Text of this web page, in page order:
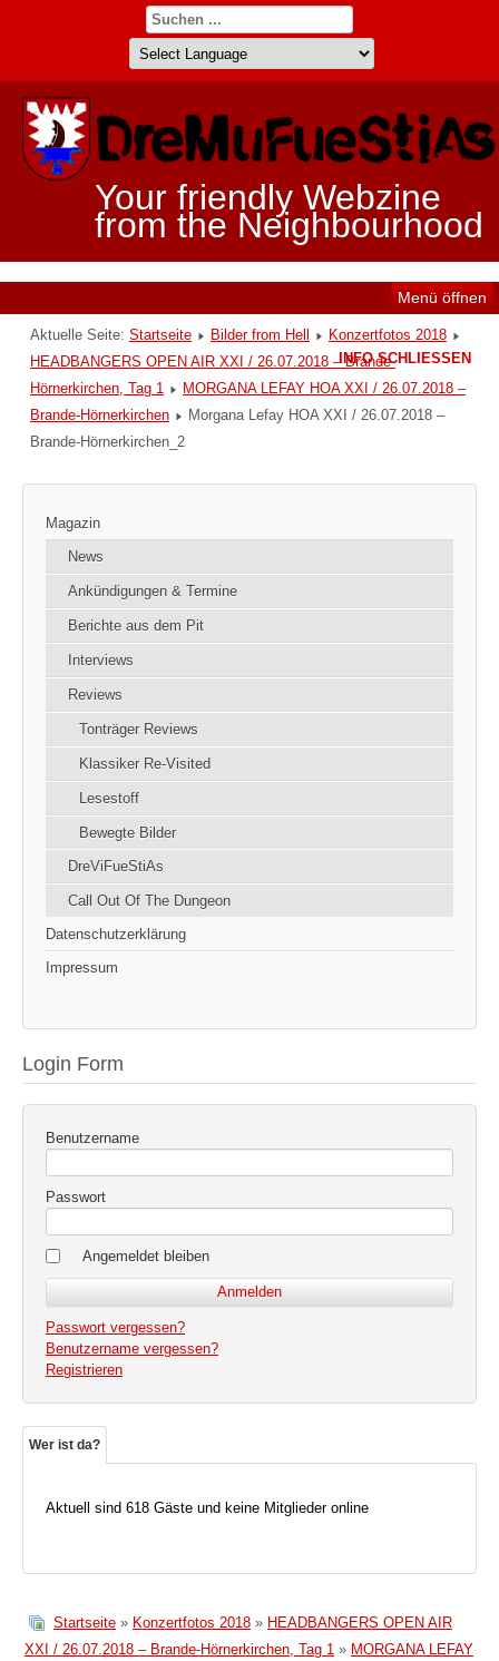
Your friendly Webzine
from the Neighbourhood
Menü öffnen
Aktuelle Seite: Startseite Bilder from Hell
Konzertfotos 2018
HEADBANGERS OPEN AIR XXI / 26.07.2018 – Brande-
Hörnerkirchen, Tag 1
MORGANA LEFAY HOA XXI / 26.07.2018 –
Brande-Hörnerkirchen
Morgana Lefay HOA XXI / 26.07.2018 –
Brande-Hörnerkirchen_2
Magazin
News
Ankündigungen & Termine
Berichte aus dem Pit
Interviews
Reviews
Tonträger Reviews
Klassiker Re-Visited
Lesestoff
Bewegte Bilder
DreViFueStiAs
Call Out Of The Dungeon
Datenschutzerklärung
Impressum
Login Form
Benutzername
Passwort
Angemeldet bleiben
Passwort vergessen?
Benutzername vergessen?
Registrieren
Wer ist da?
Aktuell sind 618 Gäste und keine Mitglieder online
Startseite » Konzertfotos 2018 » HEADBANGERS OPEN AIR
XXI / 26.07.2018 – Brande-Hörnerkirchen, Tag 1 » MORGANA LEFAY
INFO SCHLIESSEN